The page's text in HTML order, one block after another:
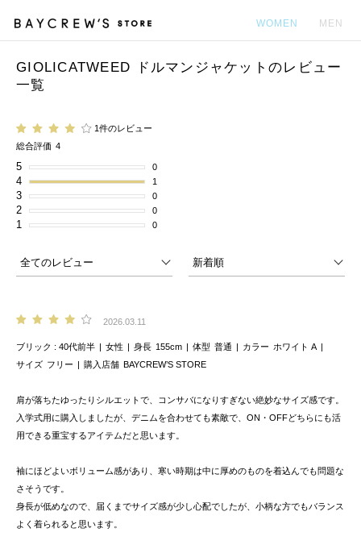
WOMEN MEN
GIOLICATWEED ドルマンジャケットのレビュー
一覧
1件のレビュー
総合評価 4
5 0
4 1
3 0
2 0
1 0
2026.03.11
ブリック 40代前半 女性 身長 155cm 体型 普通 カラー ホワイト A
サイズ フリー 購入店舗 BAYCREW’S STORE
肩が落ちたゆったりシルエットで、コンサバになりすぎない絶妙なサイズ感です。
入学式用に購入しましたが、デニムを合わせても素敵で、ON・OFFどちらにも活
用できる重宝するアイテムだと思います。
袖にほどよいボリューム感があり、寒い時期は中に厚めのものを着込んでも問題な
さそうです。
身長が低めなので、届くまでサイズ感が少し心配でしたが、小柄な方でもバランス
よく着られると思います。